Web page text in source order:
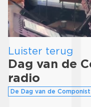
Luister terug
Dag van de
radio
De Dag van de